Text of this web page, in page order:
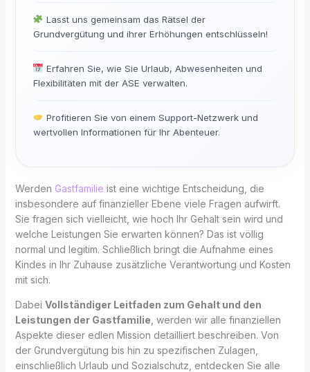
Lasst uns gemeinsam das Rätsel der
Grundvergütung und ihrer Erhöhungen entschlüsseln!
Erfahren Sie, wie Sie Urlaub, Abwesenheiten und
Flexibilitäten mit der ASE verwalten.
Profitieren Sie von einem Support-Netzwerk und
wertvollen Informationen für Ihr Abenteuer.
Werden Gastfamilie ist eine wichtige Entscheidung, die
insbesondere auf finanzieller Ebene viele Fragen aufwirft.
Sie fragen sich vielleicht, wie hoch Ihr Gehalt sein wird und
welche Leistungen Sie erwarten können? Das ist völlig
normal und legitim. Schließlich bringt die Aufnahme eines
Kindes in Ihr Zuhause zusätzliche Verantwortung und Kosten
mit sich.
Dabei Vollständiger Leitfaden zum Gehalt und den
Leistungen der Gastfamilie , werden wir alle finanziellen
Aspekte dieser edlen Mission detailliert beschreiben. Von
der Grundvergütung bis hin zu spezifischen Zulagen,
einschließlich Urlaub und Sozialschutz, entdecken Sie alle